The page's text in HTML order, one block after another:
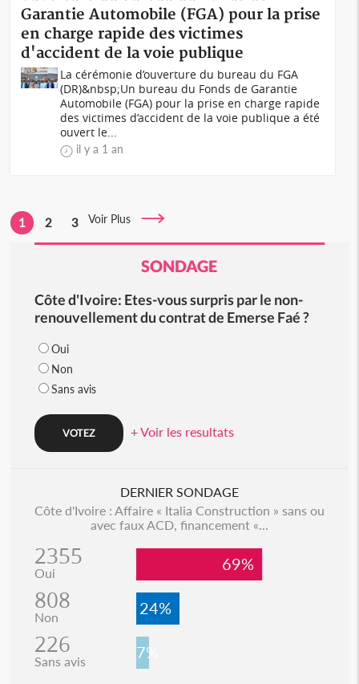
Garantie Automobile (FGA) pour la prise
en charge rapide des victimes
d'accident de la voie publique
La cérémonie d’ouverture du bureau du FGA
(DR)&nbsp;Un bureau du Fonds de Garantie
Automobile (FGA) pour la prise en charge rapide
des victimes d’accident de la voie publique a été
ouvert le...
il y a 1 an
1 2 3 Voir Plus
SONDAGE
Côte d'Ivoire: Etes-vous surpris par le non-
renouvellement du contrat de Emerse Faé ?
Oui
Non
Sans avis
+ Voir les resultats
DERNIER SONDAGE
Côte d'Ivoire : Affaire « Italia Construction » sans ou
avec faux ACD, financement «...
2355
Oui 69%
808
Non 24%
226
Sans avis 7%